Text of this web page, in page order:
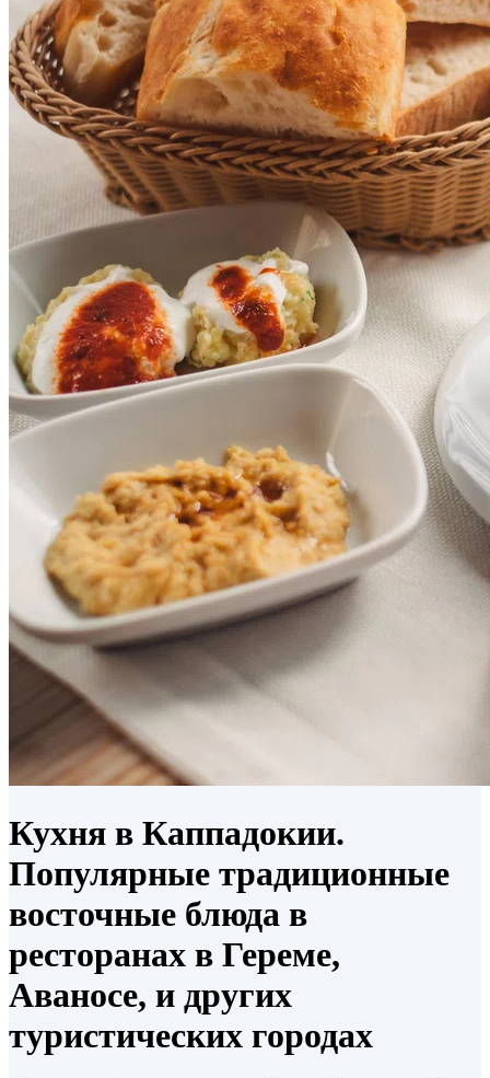
Кухня в Каппадокии.
Популярные традиционные
восточные блюда в
ресторанах в Гереме,
Аваносе, и других
туристических городах